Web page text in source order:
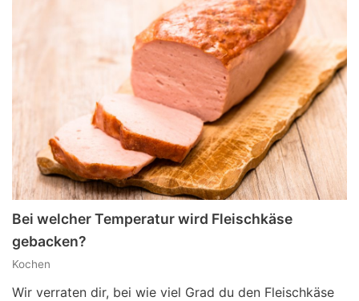
Bei welcher Temperatur wird Fleischkäse
gebacken?
Kochen
Wir verraten dir, bei wie viel Grad du den Fleischkäse